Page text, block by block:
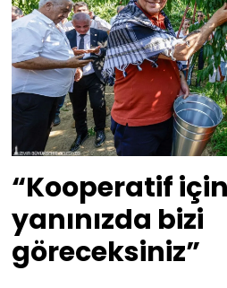
“Kooperatif
yanınızda bizi
göreceksiniz”